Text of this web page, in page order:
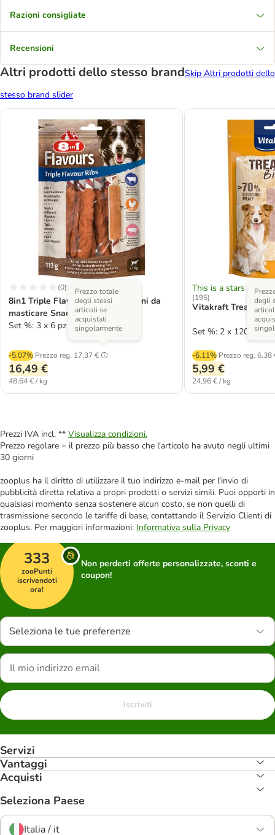
Razioni consigliate
Recensioni
Altri prodotti dello stesso brandSkip Altri prodotti dello
stesso brand slider
(0)
8in1 Triple Flavour Ribs Bastoncini da
masticare Snack per cane
Set %: 3 x 6 pz
-5.07% Prezzo reg. 17,37 €
Prezzo totale
degli stessi
articoli se
acquistati
singolarmente
16,49 €
48,64 € / kg
This is a stars rating
(195)
Vitakraft Treaties
Set %: 2 x 120 g
-6.11% Prezzo reg. 6,38
degli
5,99 €
24,96 € / kg
Prezzi IVA incl. ** Visualizza condizioni.
Prezzo regolare = il prezzo più basso che l'articolo ha avuto negli ultimi
30 giorni
zooplus ha il diritto di utilizzare il tuo indirizzo e-mail per l'invio di
pubblicità diretta relativa a propri prodotti o servizi simili. Puoi opporti in
qualsiasi momento senza sostenere alcun costo, se non quelli di
trasmissione secondo le tariffe di base, contattando il Servizio Clienti di
zooplus. Per maggiori informazioni: Informativa sulla Privacy
333
zooPunti
iscrivendoti
ora!
Non perderti offerte personalizzate, sconti e
coupon!
Seleziona le tue preferenze
Iscriviti
Servizi
Vantaggi
Acquisti
Seleziona Paese
Italia / it